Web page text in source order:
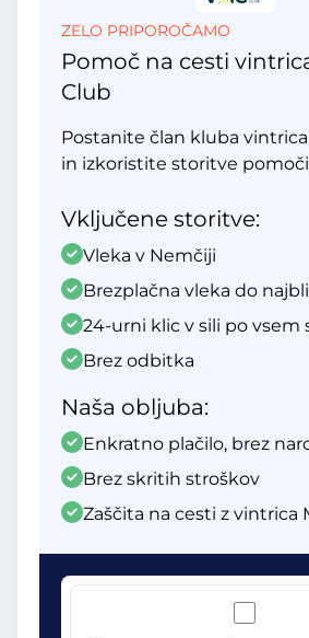
ZELO PRIPOROČAMO
Pomoč na cesti
Club
Postanite član kluba
in izkoristite storitve
Vključene storitve:
Vleka v Nemčiji
Brezplačna vleka do
24-urni klic v sili po vsem
Brez odbitka
Naša obljuba:
Enkratno plačilo, brez
Brez skritih stroškov
Zaščita na cesti z vintrica